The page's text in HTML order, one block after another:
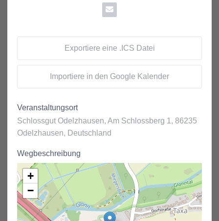
Exportiere eine .ICS Datei
Importiere in den Google Kalender
Veranstaltungsort
Schlossgut Odelzhausen, Am Schlossberg 1, 86235
Odelzhausen, Deutschland
Wegbeschreibung
+
−